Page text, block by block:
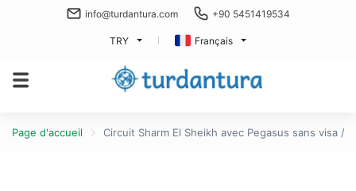
info@turdantura.com +90 5451419534
TRY Français
Page d'accueil Circuit Sharm El Sheikh avec Pegasus sans visa